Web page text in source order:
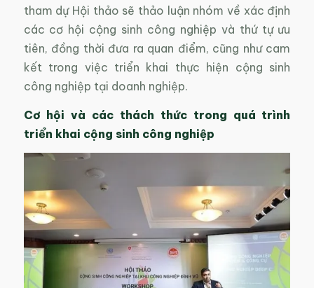
tham dự Hội thảo sẽ thảo luận nhóm về xác định
các cơ hội cộng sinh công nghiệp và thứ tự ưu
tiên, đồng thời đưa ra quan điểm, cũng như cam
kết trong việc triển khai thực hiện cộng sinh
công nghiệp tại doanh nghiệp.
Cơ hội và các thách thức trong quá trình
triển khai cộng sinh công nghiệp